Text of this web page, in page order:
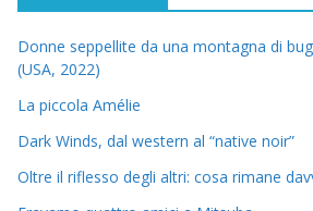
Donne seppellite da una montagna di
(USA, 2022)
La piccola Amélie
Dark Winds, dal western al “native noir”
Oltre il riflesso degli altri: cosa rimane